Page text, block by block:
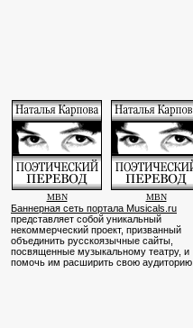
MBN MBN
Баннерная сеть портала Musicals.ru
представляет собой уникальный
некоммерческий проект, призванный
объединить русскоязычные сайты,
посвященные музыкальному театру, и
помочь им расширить свою аудиторию.